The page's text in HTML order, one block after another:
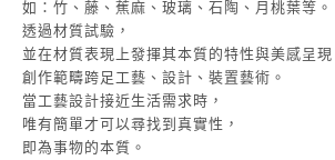
如：竹、藤、蕉麻、玻璃、石陶、月桃葉等。
透過材質試驗，
並在材質表現上發揮其本質的特性與美感呈現
創作範疇跨足工藝、設計、裝置藝術。
當工藝設計接近生活需求時，
唯有簡單才可以尋找到真實性，
即為事物的本質。